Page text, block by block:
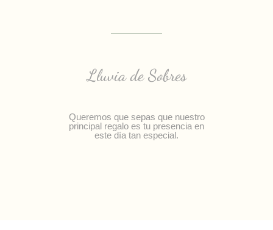
Lluvia de Sobres
Queremos que sepas que nuestro
principal regalo es tu presencia en
este día tan especial.